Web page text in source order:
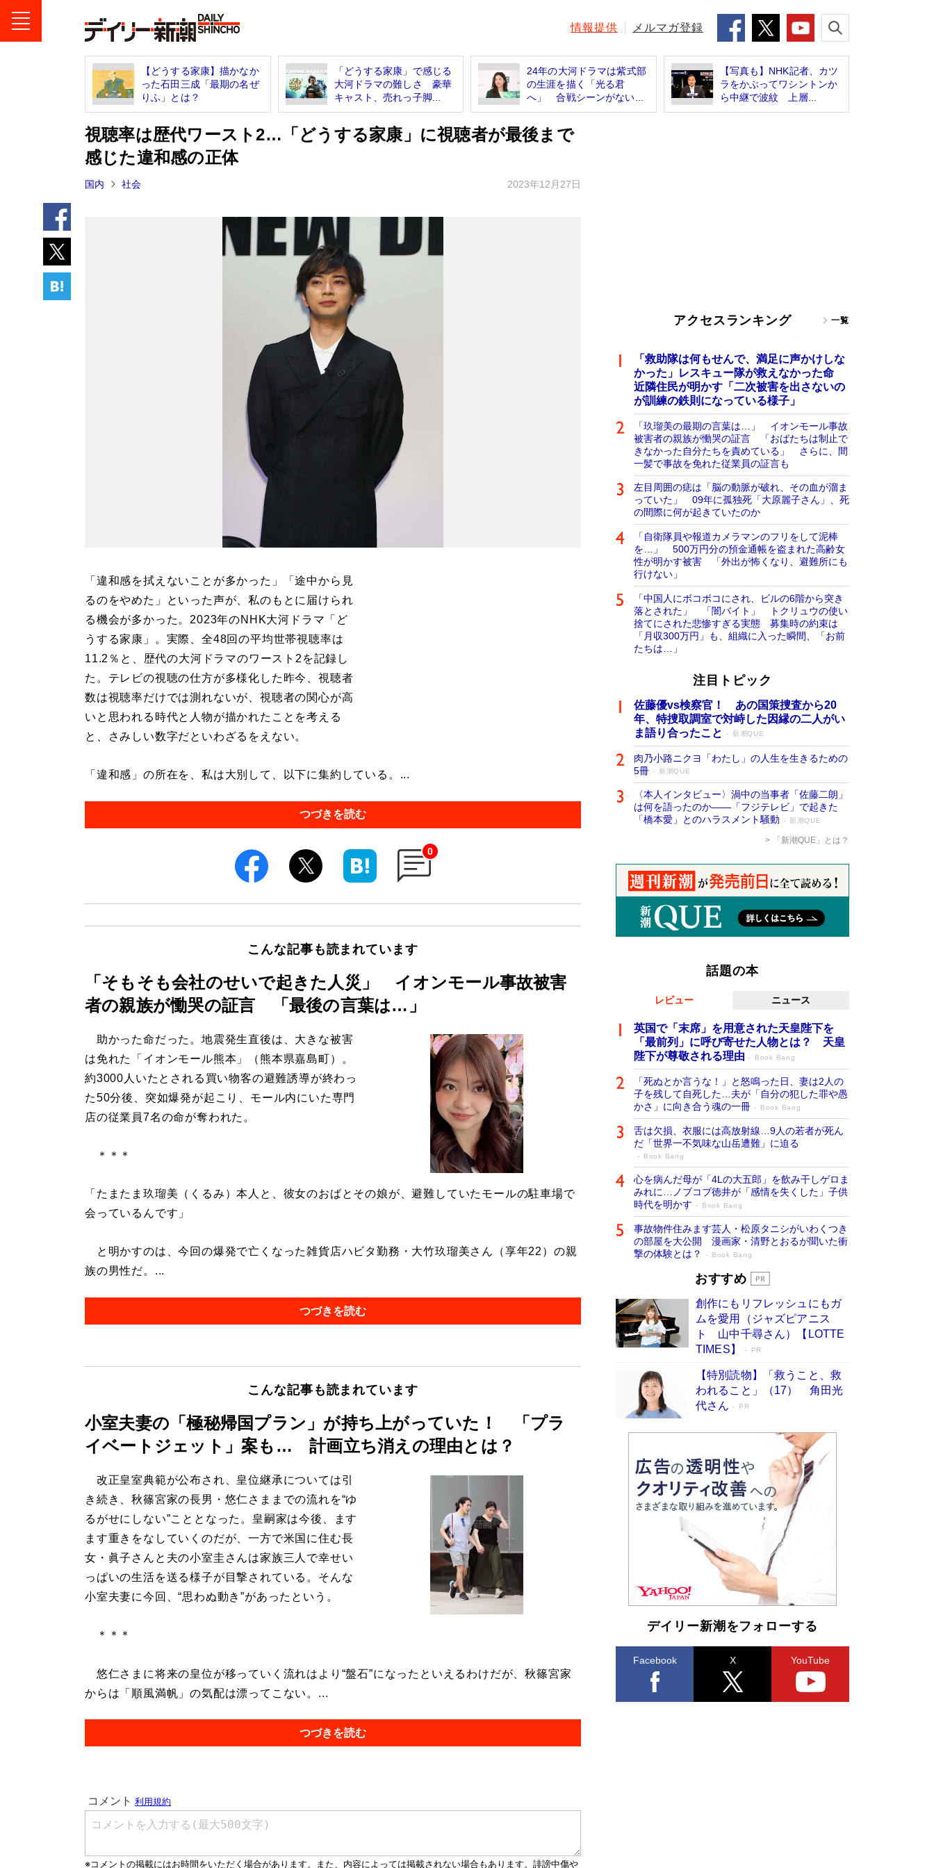
情報提供 メルマガ登録
【どうする家康】描かなか
った石田三成「最期の名ぜ
りふ」とは？
「どうする家康」で感じる
大河ドラマの難しさ 豪華
キャスト、売れっ子脚...
24年の大河ドラマは紫式部
の生涯を描く「光る君
へ」 合戦シーンがない...
【写真も】NHK記者、カツ
ラをかぶってワシントンか
ら中継で波紋 上層...
視聴率は歴代ワースト2…「どうする家康」に視聴者が最後まで
感じた違和感の正体
国内 社会 2023年12月27日
「違和感を拭えないことが多かった」「途中から見
るのをやめた」といった声が、私のもとに届けられ
る機会が多かった。2023年のNHK大河ドラマ「ど
うする家康」。実際、全48回の平均世帯視聴率は
11.2％と、歴代の大河ドラマのワースト2を記録し
た。テレビの視聴の仕方が多様化した昨今、視聴者
数は視聴率だけでは測れないが、視聴者の関心が高
いと思われる時代と人物が描かれたことを考える
と、さみしい数字だといわざるをえない。
「違和感」の所在を、私は大別して、以下に集約している。...
つづきを読む
0
こんな記事も読まれています
「そもそも会社のせいで起きた人災」 イオンモール事故被害
者の親族が慟哭の証言 「最後の言葉は…」
助かった命だった。地震発生直後は、大きな被害
は免れた「イオンモール熊本」（熊本県嘉島町）。
約3000人いたとされる買い物客の避難誘導が終わっ
た50分後、突如爆発が起こり、モール内にいた専門
店の従業員7名の命が奪われた。
＊＊＊
「たまたま玖瑠美（くるみ）本人と、彼女のおばとその娘が、避難していたモールの駐車場で
会っているんです」
と明かすのは、今回の爆発で亡くなった雑貨店ハビタ勤務・大竹玖瑠美さん（享年22）の親
族の男性だ。...
つづきを読む
こんな記事も読まれています
小室夫妻の「極秘帰国プラン」が持ち上がっていた！ 「プラ
イベートジェット」案も… 計画立ち消えの理由とは？
改正皇室典範が公布され、皇位継承については引
き続き、秋篠宮家の長男・悠仁さままでの流れを“ゆ
るがせにしない”こととなった。皇嗣家は今後、ます
ます重きをなしていくのだが、一方で米国に住む長
女・眞子さんと夫の小室圭さんは家族三人で幸せい
っぱいの生活を送る様子が目撃されている。そんな
小室夫妻に今回、“思わぬ動き”があったという。
＊＊＊
悠仁さまに将来の皇位が移っていく流れはより“盤石”になったといえるわけだが、秋篠宮家
からは「順風満帆」の気配は漂ってこない。...
つづきを読む
アクセスランキング 一覧
「救助隊は何もせんで、満足に声かけしな
かった」レスキュー隊が救えなかった命
近隣住民が明かす「二次被害を出さないの
が訓練の鉄則になっている様子」
「玖瑠美の最期の言葉は…」 イオンモール事故
被害者の親族が慟哭の証言 「おばたちは制止で
きなかった自分たちを責めている」 さらに、間
一髪で事故を免れた従業員の証言も
左目周囲の痣は「脳の動脈が破れ、その血が溜ま
っていた」 09年に孤独死「大原麗子さん」、死
の間際に何が起きていたのか
「自衛隊員や報道カメラマンのフリをして泥棒
を…」 500万円分の預金通帳を盗まれた高齢女
性が明かす被害 「外出が怖くなり、避難所にも
行けない」
「中国人にボコボコにされ、ビルの6階から突き
落とされた」 「闇バイト」 トクリュウの使い
捨てにされた悲惨すぎる実態 募集時の約束は
「月収300万円」も、組織に入った瞬間、「お前
たちは…」
注目トピック
佐藤優vs検察官！ あの国策捜査から20
年、特捜取調室で対峙した因縁の二人がい
ま語り合ったこと
新潮QUE
肉乃小路ニクヨ「わたし」の人生を生きるための
5冊
新潮QUE
〈本人インタビュー〉渦中の当事者「佐藤二朗」
は何を語ったのか――「フジテレビ」で起きた
「橋本愛」とのハラスメント騒動
新潮QUE
「新潮QUE」とは？
話題の本
レビュー ニュース
英国で「末席」を用意された天皇陛下を
「最前列」に呼び寄せた人物とは？ 天皇
陛下が尊敬される理由
Book Bang
「死ぬとか言うな！」と怒鳴った日、妻は2人の
子を残して自死した…夫が「自分の犯した罪や愚
かさ」に向き合う魂の一冊
Book Bang
舌は欠損、衣服には高放射線…9人の若者が死ん
だ「世界一不気味な山岳遭難」に迫る
Book Bang
心を病んだ母が「4Lの大五郎」を飲み干しゲロま
みれに…ノブコブ徳井が「感情を失くした」子供
時代を明かす
Book Bang
事故物件住みます芸人・松原タニシがいわくつき
の部屋を大公開 漫画家・清野とおるが聞いた衝
撃の体験とは？
Book Bang
追悼・東野圭吾さん 週間ベストセラーラ
など代表作が並ぶ［文庫ベストセラー］
Book Bang
73歳でも働くしかない 「老後レス時代」に交通
誘導員の独白が話題
竹内由恵の前に現れた「テレビ観ないんだよね
ぇ」という男性…夫を選んでテレ朝退社したワケ
Book Bang
「なんで？ そんな馬鹿な……」90歳になった作
家・阿刀田高さんが、ひとり暮らしの生活を明か
和田秀樹の70代、80代向け新書がベスト3を独
占 上半期1位にも選出［新書ベストセラー］
Book Bang
おすすめ
創作にもリフレッシュにもガ
ムを愛用（ジャズピアニス
ト 山中千尋さん）【LOTTE
TIMES】
PR
【特別読物】「救うこと、救
われること」（17） 角田光
代さん
PR
デイリー新潮をフォローする
Facebook X YouTube